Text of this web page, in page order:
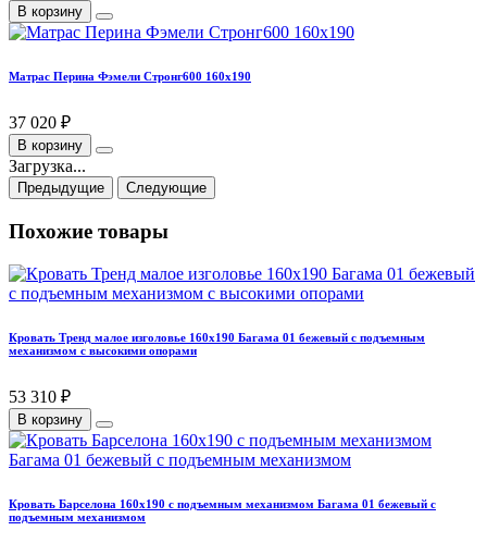
В корзину
Матрас Перина Фэмели Стронг600 160х190
37 020 ₽
В корзину
Загрузка...
Предыдущие Следующие
Похожие товары
Кровать Тренд малое изголовье 160х190 Багама 01 бежевый с подъемным
механизмом с высокими опорами
53 310 ₽
В корзину
Кровать Барселона 160х190 с подъемным механизмом Багама 01 бежевый с
подъемным механизмом